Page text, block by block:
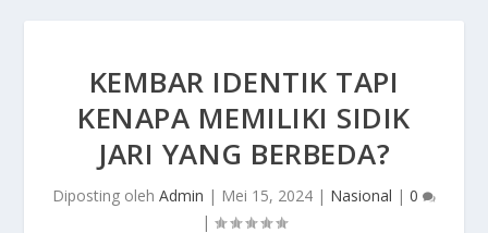
KEMBAR IDENTIK TAPI
KENAPA MEMILIKI SIDIK
JARI YANG BERBEDA?
Diposting oleh Admin | Mei 15, 2024 | Nasional | 0
|